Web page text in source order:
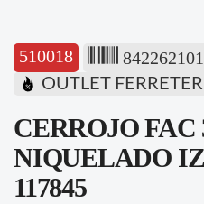
510018
OUTLET
CERROJO FAC
NIQUELADO
117845